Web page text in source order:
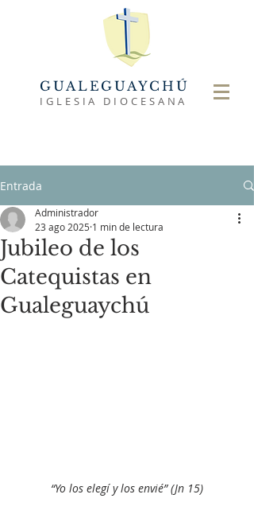
GUALEGUAYCHÚ
IGLESIA DIOCESANA
Entrada
Jubileo de los
Catequistas en
Gualeguaychú
Administrador
23 ago 2025 1 min de lectura
“Yo los elegí y los envié” (Jn 15)